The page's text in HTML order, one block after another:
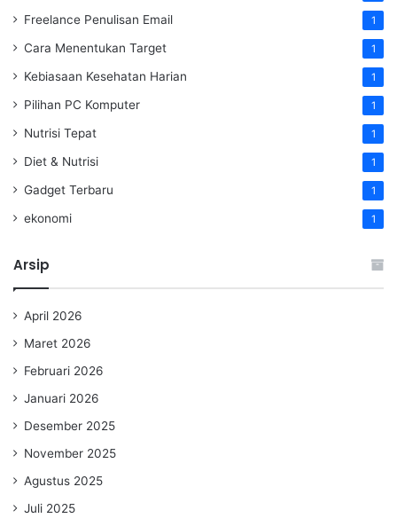
Freelance Penulisan Email 1
Cara Menentukan Target 1
Kebiasaan Kesehatan Harian 1
Pilihan PC Komputer 1
Nutrisi Tepat 1
Diet & Nutrisi 1
Gadget Terbaru 1
ekonomi 1
Arsip
April 2026
Maret 2026
Februari 2026
Januari 2026
Desember 2025
November 2025
Agustus 2025
Juli 2025